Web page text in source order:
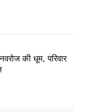
की धूम, परिवार